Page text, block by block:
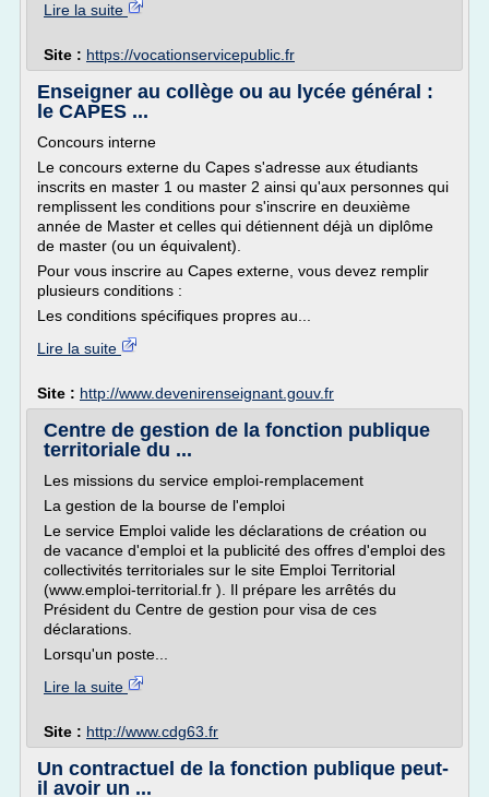
Lire la suite
Site : https://vocationservicepublic.fr
Enseigner au collège ou au lycée général :
le CAPES ...
Concours interne
Le concours externe du Capes s'adresse aux étudiants
inscrits en master 1 ou master 2 ainsi qu'aux personnes qui
remplissent les conditions pour s'inscrire en deuxième
année de Master et celles qui détiennent déjà un diplôme
de master (ou un équivalent).
Pour vous inscrire au Capes externe, vous devez remplir
plusieurs conditions :
Les conditions spécifiques propres au...
Lire la suite
Site : http://www.devenirenseignant.gouv.fr
Centre de gestion de la fonction publique
territoriale du ...
Les missions du service emploi-remplacement
La gestion de la bourse de l'emploi
Le service Emploi valide les déclarations de création ou
de vacance d'emploi et la publicité des offres d'emploi des
collectivités territoriales sur le site Emploi Territorial
(www.emploi-territorial.fr ). Il prépare les arrêtés du
Président du Centre de gestion pour visa de ces
déclarations.
Lorsqu'un poste...
Lire la suite
Site : http://www.cdg63.fr
Un contractuel de la fonction publique peut-
il avoir un ...